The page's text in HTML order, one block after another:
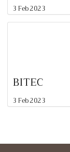
3 Feb 2023
BITEC
3 Feb 2023